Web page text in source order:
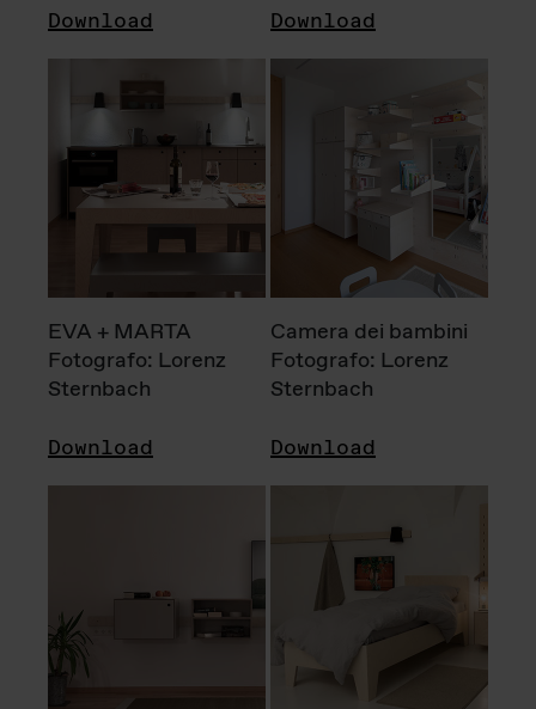
Download Download
EVA + MARTA
Fotografo: Lorenz
Sternbach
Download
Camera dei bambini
Fotografo: Lorenz
Sternbach
Download